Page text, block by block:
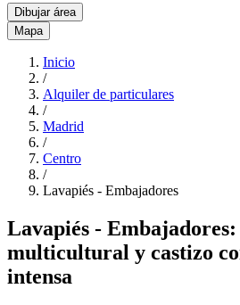
Dibujar área
Mapa
Inicio
/
Alquiler de particulares
/
Madrid
/
Centro
/
Lavapiés - Embajadores
Lavapiés -
multicultural y castizo
intensa